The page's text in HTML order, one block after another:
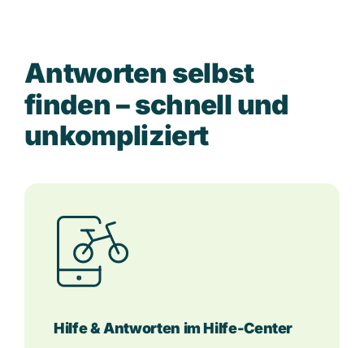
Antworten selbst
finden – schnell und
unkompliziert
Hilfe & Antworten im Hilfe-Center